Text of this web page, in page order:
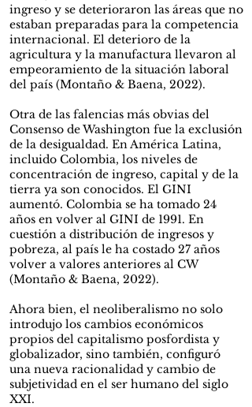
ingreso y se deterioraron las áreas que no
estaban preparadas para la competencia
internacional. El deterioro de la
agricultura y la manufactura llevaron al
empeoramiento de la situación laboral
del país (Montaño & Baena, 2022).
Otra de las falencias más obvias del
Consenso de Washington fue la exclusión
de la desigualdad. En América Latina,
incluido Colombia, los niveles de
concentración de ingreso, capital y de la
tierra ya son conocidos. El GINI
aumentó. Colombia se ha tomado 24
años en volver al GINI de 1991. En
cuestión a distribución de ingresos y
pobreza, al país le ha costado 27 años
volver a valores anteriores al CW
(Montaño & Baena, 2022).
Ahora bien, el neoliberalismo no solo
introdujo los cambios económicos
propios del capitalismo posfordista y
globalizador, sino también, configuró
una nueva racionalidad y cambio de
subjetividad en el ser humano del siglo
XXI.